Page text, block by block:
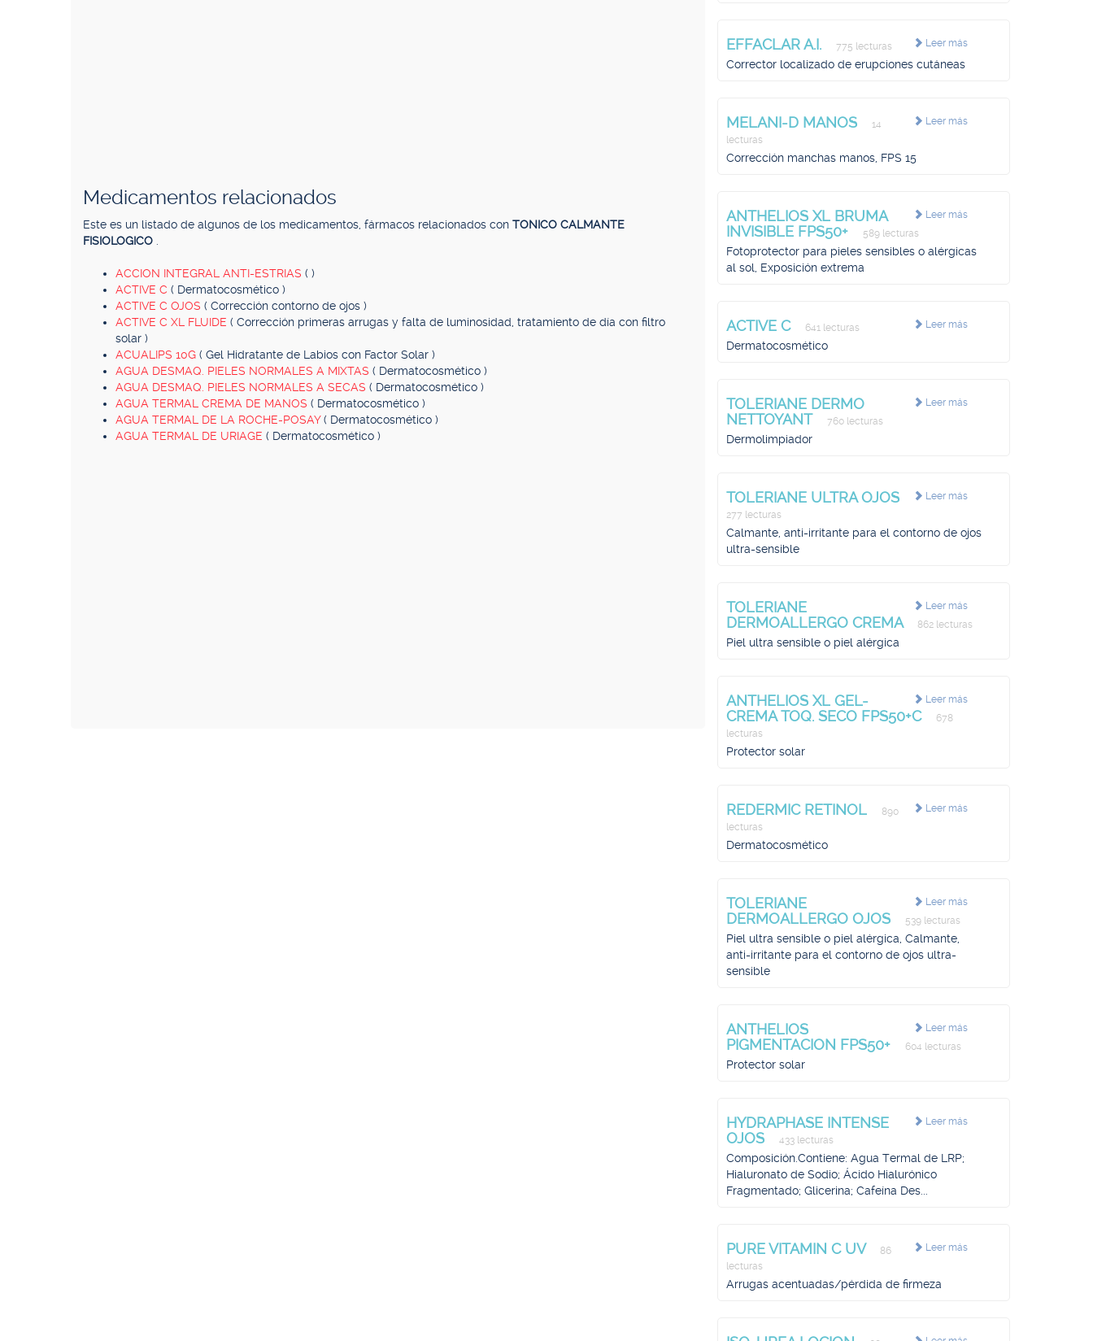
Medicamentos relacionados
Este es un listado de algunos de los medicamentos, fármacos relacionados con TONICO CALMANTE
FISIOLOGICO
ACCION INTEGRAL ANTI-ESTRIAS ( )
ACTIVE C ( Dermatocosmético )
ACTIVE C OJOS ( Corrección contorno de ojos )
ACTIVE C XL FLUIDE ( Corrección primeras arrugas y falta de luminosidad, tratamiento de día con filtro
solar )
ACUALIPS 10G ( Gel Hidratante de Labios con Factor Solar )
AGUA DESMAQ. PIELES NORMALES A MIXTAS ( Dermatocosmético )
AGUA DESMAQ. PIELES NORMALES A SECAS ( Dermatocosmético )
AGUA TERMAL CREMA DE MANOS ( Dermatocosmético )
AGUA TERMAL DE LA ROCHE-POSAY( Dermatocosmético )
AGUA TERMAL DE URIAGE ( Dermatocosmético )
Leer más
EFFACLAR A.I. 775 lecturas
Corrector localizado de erupciones cutáneas
Leer más
MELANI-D MANOS
14
lecturas
Corrección manchas manos, FPS 15
Leer más
ANTHELIOS XL BRUMA
INVISIBLE FPS50+
589 lecturas
Fotoprotector para pieles sensibles o alérgicas
al sol, Exposición extrema
Leer más
ACTIVE C 641 lecturas
Dermatocosmético
Leer más
TOLERIANE DERMO
NETTOYANT
760 lecturas
Dermolimpiador
Leer más
TOLERIANE ULTRA OJOS
277 lecturas
Calmante, anti-irritante para el contorno de ojos
ultra-sensible
Leer más
TOLERIANE
DERMOALLERGO CREMA
862 lecturas
Piel ultra sensible o piel alérgica
Leer más
ANTHELIOS XL GEL-
CREMA TOQ. SECO FPS50+C
678
lecturas
Protector solar
Leer más
REDERMIC RETINOL
890
lecturas
Dermatocosmético
Leer más
TOLERIANE
DERMOALLERGO OJOS
539 lecturas
Piel ultra sensible o piel alérgica, Calmante,
anti-irritante para el contorno de ojos ultra-
sensible
Leer más
ANTHELIOS
PIGMENTACION FPS50+
604 lecturas
Protector solar
Leer más
HYDRAPHASE INTENSE
OJOS
433 lecturas
Composición.Contiene: Agua Termal de LRP;
Hialuronato de Sodio; Ácido Hialurónico
Fragmentado; Glicerina; Cafeína Des...
Leer más
PURE VITAMIN C UV
86
lecturas
Arrugas acentuadas/pérdida de firmeza